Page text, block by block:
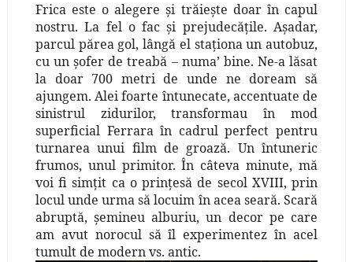
Frica este o alegere şi trăieşte doar în capul
nostru. La fel o fac şi prejudecăţile. Aşadar,
parcul părea gol, lângă el staţiona un autobuz,
cu un şofer de treabă – numa’ bine. Ne-a lăsat
la doar 700 metri de unde ne doream să
ajungem. Alei foarte întunecate, accentuate de
sinistrul zidurilor, transformau în mod
superficial Ferrara în cadrul perfect pentru
turnarea unui film de groază. Un întuneric
frumos, unul primitor. În câteva minute, mă
voi fi simţit ca o prinţesă de secol XVIII, prin
locul unde urma să locuim în acea seară. Scară
abruptă, şemineu alburiu, un decor pe care
am avut norocul să îl experimentez în acel
tumult de modern vs. antic.